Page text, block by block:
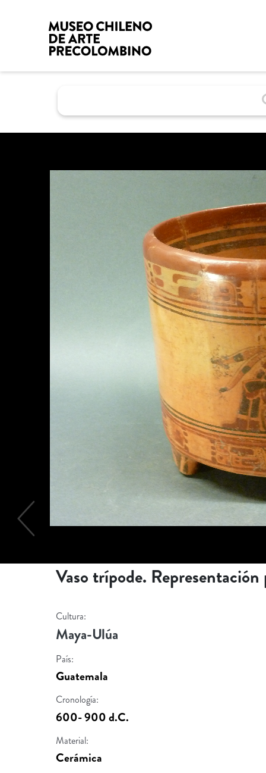
Vaso trípode.
Cultura:
Maya-Ulúa
País:
Guatemala
Cronología:
600- 900 d.C.
Material:
Cerámica